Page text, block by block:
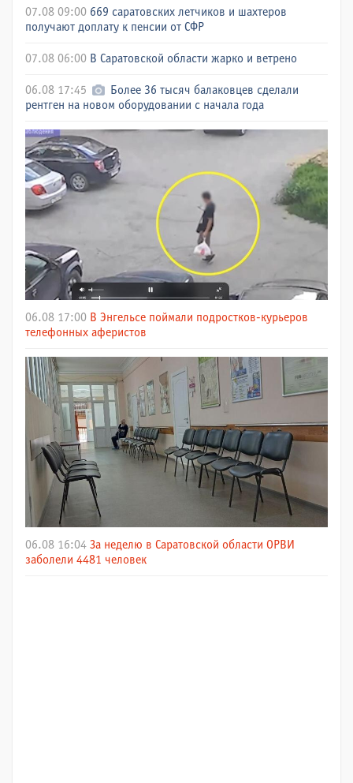
07.08 09:00 669 саратовских летчиков и шахтеров
получают доплату к пенсии от СФР
07.08 06:00 В Саратовской области жарко и ветрено
06.08 17:45
Более 36 тысяч балаковцев сделали
рентген на новом оборудовании с начала года
06.08 17:00 В Энгельсе поймали подростков-курьеров
телефонных аферистов
06.08 16:04 За неделю в Саратовской области ОРВИ
заболели 4481 человек